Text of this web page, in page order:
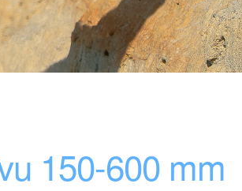
150-600 mm